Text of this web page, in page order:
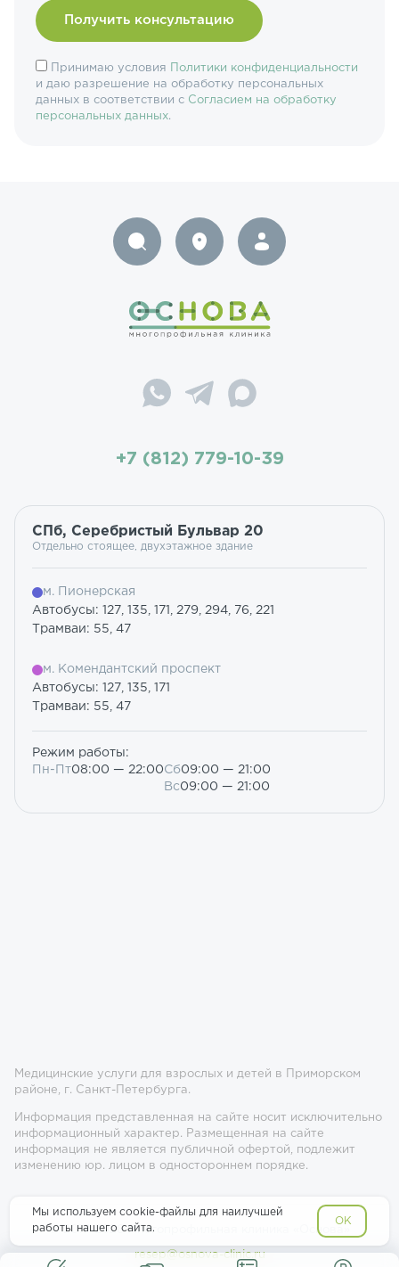
Принимаю условия
Политики конфиденциальности
и даю разрешение на обработку персональных
данных в соответствии с Согласием на обработку
персональных данных.
+7 (812) 779-10-39
СПб, Серебристый Бульвар 20
Отдельно стоящее, двухэтажное здание
м. Пионерская
Автобусы: 127, 135, 171, 279, 294, 76, 221
Трамваи: 55, 47
м. Комендантский проспект
Автобусы: 127, 135, 171
Трамваи: 55, 47
Режим работы:
Пн-Пт08:00 — 22:00Сб09:00 — 21:00
Вс09:00 — 21:00
Медицинские услуги для взрослых и детей в Приморском
районе, г. Санкт-Петербурга.
Информация представленная на сайте носит исключительно
информационный характер. Размещенная на сайте
информация не является публичной офертой, подлежит
изменению юр. лицом в одностороннем порядке.
© 2017-2026 Многопрофильная клиника «Основа»
resep@osnova-clinic.ru
Мы используем cookie-файлы для наилучшей
работы нашего сайта.
OK